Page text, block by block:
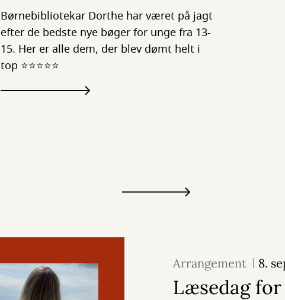
Børnebibliotekar Dorthe har været på jagt
efter de bedste nye bøger for unge fra 13-
15. Her er alle dem, der blev dømt helt i
top ⭐⭐⭐⭐⭐
Arrangement 8.
Læsedag